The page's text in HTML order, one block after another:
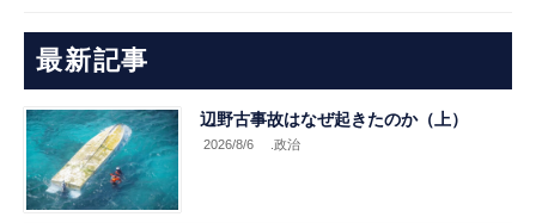
最新記事
辺野古事故はなぜ起きたのか（上）
2026/8/6 .政治